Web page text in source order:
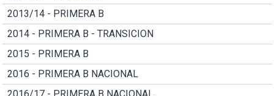
2013/14 - PRIMERA B
2014 - PRIMERA B - TRANSICION
2015 - PRIMERA B
2016 - PRIMERA B NACIONAL